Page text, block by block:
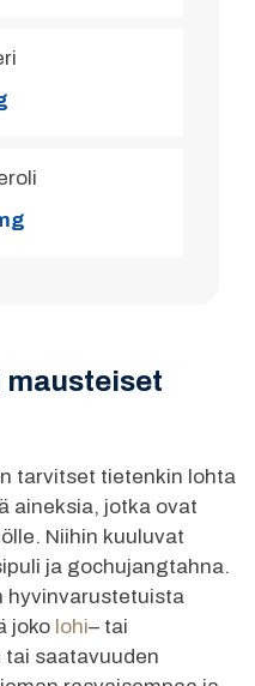
tarvitset tietenkin lohta
aineksia, jotka ovat
Niihin kuuluvat
ja gochujangtahna.
hyvinvarustetuista
joko lohi– tai
tai saatavuuden